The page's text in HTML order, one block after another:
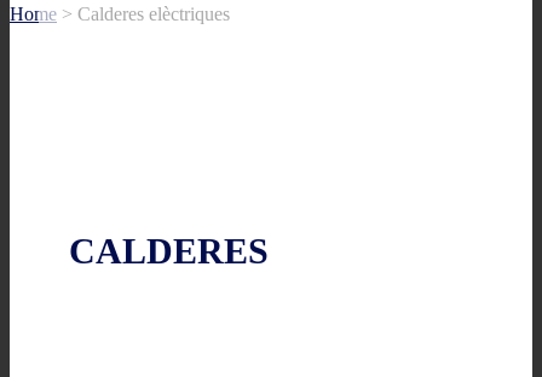
Home > Calderes elèctriques
CALDERES